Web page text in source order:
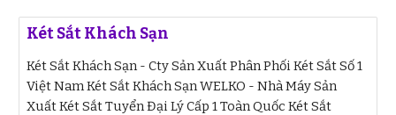
Két Sắt Khách Sạn
Két Sắt Khách Sạn - Cty Sản Xuất Phân Phối Két Sắt Số 1
Việt Nam Két Sắt Khách Sạn WELKO - Nhà Máy Sản
Xuất Két Sắt Tuyển Đại Lý Cấp 1 Toàn Quốc Két Sắt